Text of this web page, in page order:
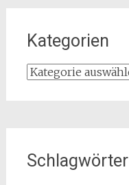
Kategorien
Kategorien
Schlagwörter